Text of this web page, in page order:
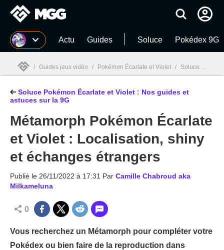
MGG Actu Guides Soluce Pokédex 9G
MGG
/ Guides jeux vidéo / Pokémon Écarlate et Violet / Soluce Pokémon Écarlate et Violet : Nos guides et astuces sur la 9G
Soluce Pokémon Écarlate et Violet : Nos guides et
astuces sur la 9G
Métamorph Pokémon Écarlate
et Violet : Localisation, shiny
et échanges étrangers
Publié le 26/11/2022 à 17:31 Par Camille Chabroud aka
Milkameluna
0
Vous recherchez un Métamorph pour compléter votre
Pokédex ou bien faire de la reproduction dans